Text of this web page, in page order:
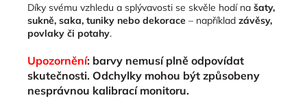
Díky svému vzhledu a splývavosti se skvěle hodí na šaty,
sukně, saka, tuniky nebo dekorace – například závěsy,
povlaky či potahy.
Upozornění: barvy nemusí plně odpovídat
skutečnosti. Odchylky mohou být způsobeny
nesprávnou kalibrací monitoru.